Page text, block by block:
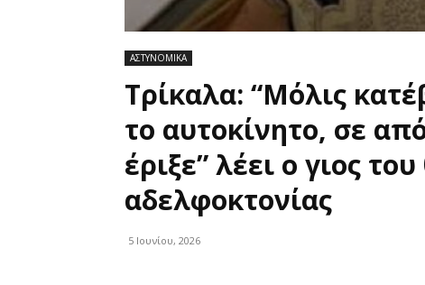
ΑΣΤΥΝΟΜΙΚΑ
Τρίκαλα: “Μόλις
το αυτοκίνητο, σε
έριξε” λέει ο γιος
αδελφοκτονίας
5 Ιουνίου, 2026